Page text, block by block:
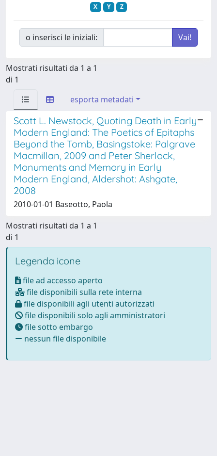
X
Y Z
o inserisci le iniziali:
Mostrati risultati da 1 a 1
di 1
esporta metadati
Scott L. Newstock, Quoting Death in Early
Modern England: The Poetics of Epitaphs
Beyond the Tomb, Basingstoke: Palgrave
Macmillan, 2009 and Peter Sherlock,
Monuments and Memory in Early
Modern England, Aldershot: Ashgate,
2008
2010-01-01 Baseotto, Paola
Mostrati risultati da 1 a 1
di 1
Legenda icone
file ad accesso aperto
file disponibili sulla rete interna
file disponibili agli utenti autorizzati
file disponibili solo agli amministratori
file sotto embargo
nessun file disponibile